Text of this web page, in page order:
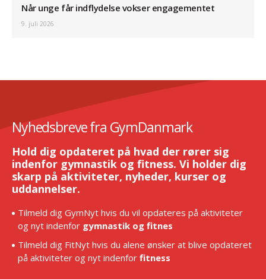
Når unge får indflydelse vokser engagementet
9. juli 2026
Nyhedsbreve fra GymDanmark
Hold dig opdateret på hvad der rører sig
indenfor gymnastik og fitness. Vi holder dig
skarp på aktiviteter, nyheder, kurser og
uddannelser.
Tilmeld dig GymNyt hvis du vil opdateres på aktiviteter
og nyt indenfor gymnastik og fitnes
Tilmeld dig FitNyt hvis du alene ønsker at blive opdateret
på aktiviteter og nyt indenfor fitness